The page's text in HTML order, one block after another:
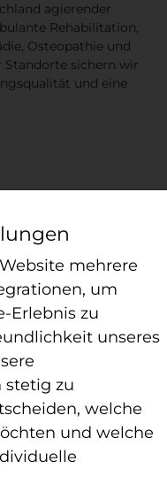
agierender
Rehabilitation,
Osteopathie und
Standorte sichern wir
und eine
vorbehalten.
mehrere
um
Erlebnis zu
unseres
zu
welche
und welche